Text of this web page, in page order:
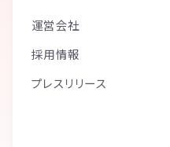
運営会社
採用情報
プレスリリース